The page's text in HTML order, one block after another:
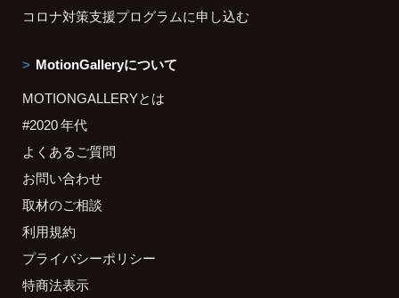
コロナ対策支援プログラムに申し込む
MotionGalleryについて
MOTIONGALLERYとは
#2020 年代
よくあるご質問
お問い合わせ
取材のご相談
利用規約
プライバシーポリシー
特商法表示